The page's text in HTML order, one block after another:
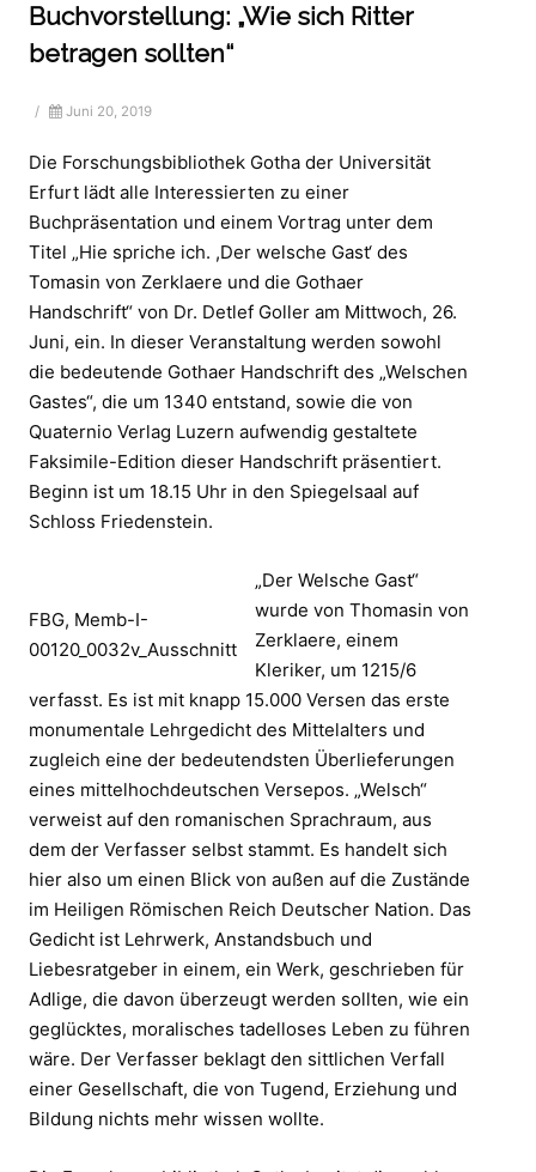
Buchvorstellung: „ Wie sich Ritter
betragen sollten“
/ Juni 20, 2019
Die Forschungsbibliothek Gotha der Universität
Erfurt lädt alle Interessierten zu einer
Buchpräsentation und einem Vortrag unter dem
Titel „Hie spriche ich. ,Der welsche Gast‘ des
Tomasin von Zerklaere und die Gothaer
Handschrift“ von Dr. Detlef Goller am Mittwoch, 26.
Juni, ein. In dieser Veranstaltung werden sowohl
die bedeutende Gothaer Handschrift des „Welschen
Gastes“, die um 1340 entstand, sowie die von
Quaternio Verlag Luzern aufwendig gestaltete
Faksimile-Edition dieser Handschrift präsentiert.
Beginn ist um 18.15 Uhr in den Spiegelsaal auf
Schloss Friedenstein.
FBG, Memb-I-
00120_0032v_Ausschnitt
„Der Welsche Gast“
wurde von Thomasin von
Zerklaere, einem
Kleriker, um 1215/6
verfasst. Es ist mit knapp 15.000 Versen das erste
monumentale Lehrgedicht des Mittelalters und
zugleich eine der bedeutendsten Überlieferungen
eines mittelhochdeutschen Versepos. „Welsch“
verweist auf den romanischen Sprachraum, aus
dem der Verfasser selbst stammt. Es handelt sich
hier also um einen Blick von außen auf die Zustände
im Heiligen Römischen Reich Deutscher Nation. Das
Gedicht ist Lehrwerk, Anstandsbuch und
Liebesratgeber in einem, ein Werk, geschrieben für
Adlige, die davon überzeugt werden sollten, wie ein
geglücktes, moralisches tadelloses Leben zu führen
wäre. Der Verfasser beklagt den sittlichen Verfall
einer Gesellschaft, die von Tugend, Erziehung und
Bildung nichts mehr wissen wollte.